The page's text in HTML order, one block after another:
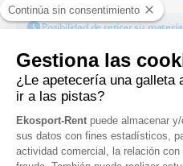
Posibilidad de retirar su
Sábado
Domingo
lunes
Martes